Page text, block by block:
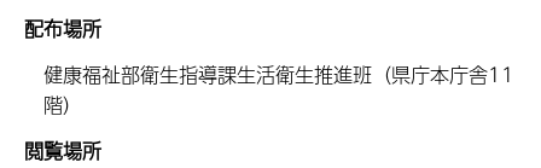
配布場所
健康福祉部衛生指導課生活衛生推進班（県庁本庁舎11
階）
閲覧場所